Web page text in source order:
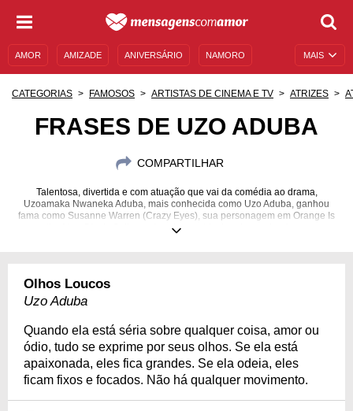
MAIS
AMOR AMIZADE ANIVERSÁRIO NAMORO
CATEGORIAS FAMOSOS ARTISTAS DE CINEMA E TV ATRIZES
FRASES DE UZO ADUBA
COMPARTILHAR
Talentosa, divertida e com atuação que vai da comédia ao drama,
Uzoamaka Nwaneka Aduba, mais conhecida como Uzo Aduba, ganhou
fama como Susanne Warren (Crazy Eyes), sua personagem em Orange Is
the New Black. Saiba mais sobre a atriz de origem nigeriana.
Olhos Loucos
Uzo Aduba
Quando ela está séria sobre qualquer coisa, amor ou
ódio, tudo se exprime por seus olhos. Se ela está
apaixonada, eles fica grandes. Se ela odeia, eles
ficam fixos e focados. Não há qualquer movimento.